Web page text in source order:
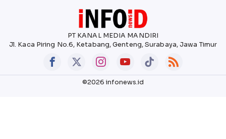
PT KANAL MEDIA MANDIRI
Jl. Kaca Piring No.6, Ketabang, Genteng, Surabaya, Jawa Timur
©2026 infonews.id